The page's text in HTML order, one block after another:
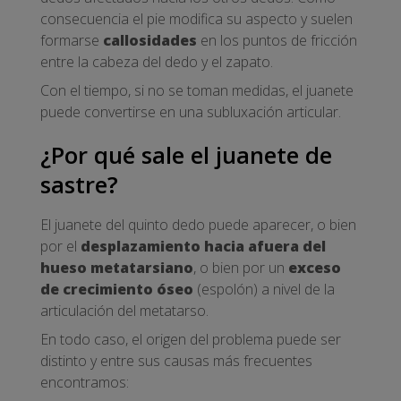
consecuencia el pie modifica su aspecto y suelen
formarse callosidades en los puntos de fricción
entre la cabeza del dedo y el zapato.
Con el tiempo, si no se toman medidas, el juanete
puede convertirse en una subluxación articular.
¿Por qué sale el juanete de
sastre?
El juanete del quinto dedo puede aparecer, o bien
por el desplazamiento hacia afuera del
hueso metatarsiano, o bien por un exceso
de crecimiento óseo (espolón) a nivel de la
articulación del metatarso.
En todo caso, el origen del problema puede ser
distinto y entre sus causas más frecuentes
encontramos: